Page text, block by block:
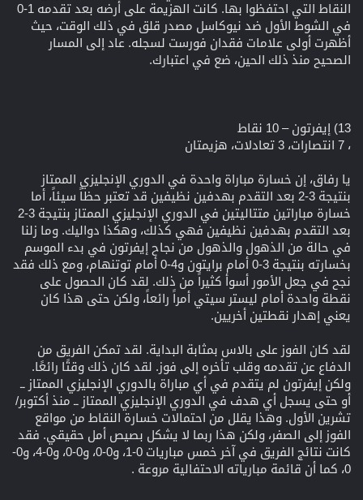
النقاط التي احتفظوا بها. كانت الهزيمة على أرضه بعد تقدمه 1-0
في الشوط الأول ضد نيوكاسل مصدر قلق في ذلك الوقت، حيث
أظهرت أولى علامات فقدان فورست لسجله. عاد إلى المسار
الصحيح منذ ذلك الحين، ضع في اعتبارك.
13) إيفرتون – 10 نقاط
، 7 انتصارات، 3 تعادلات، هزيمتان
يا رفاق، إن خسارة مباراة واحدة في الدوري الإنجليزي الممتاز
بنتيجة 3-2 بعد التقدم بهدفين نظيفين قد تعتبر حظاً سيئاً، أما
خسارة مباراتين متتاليتين في الدوري الإنجليزي الممتاز بنتيجة 3-2
بعد التقدم بهدفين نظيفين فهي كذلك، وهكذا دواليك. وما زلنا
في حالة من الذهول والذهول من نجاح إيفرتون في بدء الموسم
بخسارته بنتيجة 3-0 أمام برايتون و4-0 أمام توتنهام، ومع ذلك فقد
نجح في جعل الأمور أسوأ كثيراً من ذلك. لقد كان الحصول على
نقطة واحدة أمام ليستر سيتي أمراً رائعاً، ولكن حتى هذا كان
يعني إهدار نقطتين أخريين.
لقد كان الفوز على بالاس بمثابة البداية. لقد تمكن الفريق من
الدفاع عن تقدمه وقلب تأخره إلى فوز. لقد كان ذلك وقتًا رائعًا.
ولكن إيفرتون لم يتقدم في أي مباراة بالدوري الإنجليزي الممتاز ــ
أو حتى يسجل أي هدف في الدوري الإنجليزي الممتاز ــ منذ أكتوبر/
تشرين الأول. وهذا يقلل من احتمالات خسارة النقاط من مواقع
الفوز إلى الصفر، ولكن هذا ربما لا يشكل بصيص أمل حقيقي. فقد
كانت نتائج الفريق في آخر خمس مباريات 0-1، و0-0، و0-0، و0-4، و0-
0، كما أن قائمة مبارياته الاحتفالية مروعة .